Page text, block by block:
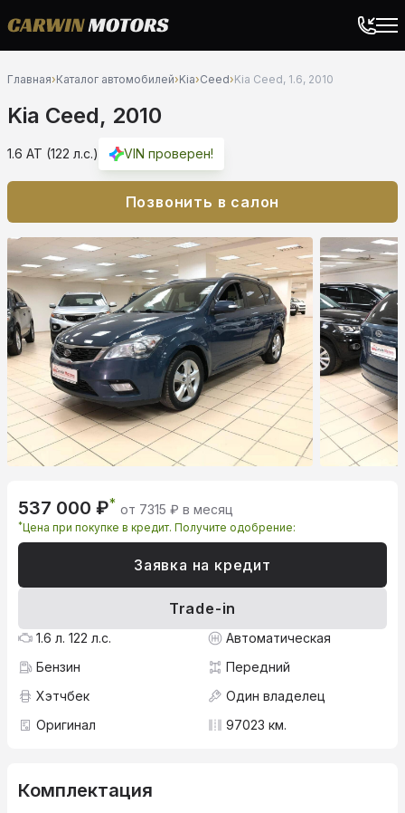
Главная›Каталог автомобилей›Kia›Ceed›Kia Ceed, 1.6, 2010
Kia Ceed, 2010
1.6 AT (122 л.с.) VIN проверен!
Позвонить в салон
537 000 ₽* от 7315 ₽ в месяц
*Цена при покупке в кредит. Получите одобрение:
Заявка на кредит
Trade-in
1.6 л. 122 л.с.
Автоматическая
Бензин
Передний
Хэтчбек
Один владелец
Оригинал
97023 км.
Комплектация